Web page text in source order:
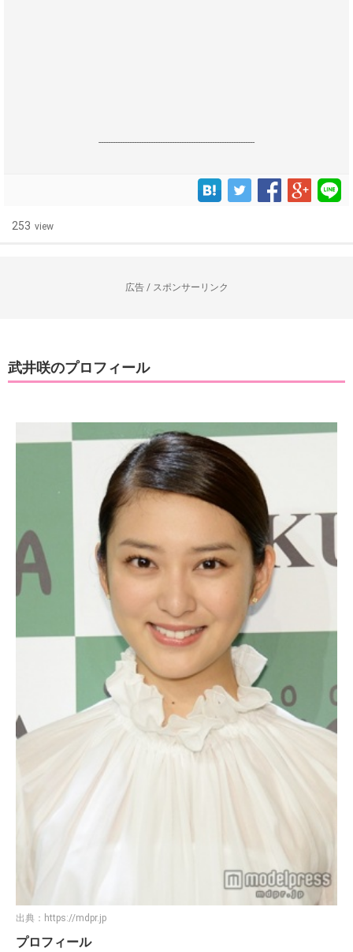
------------------------------------------------------------------
253 view
広告 / スポンサーリンク
武井咲のプロフィール